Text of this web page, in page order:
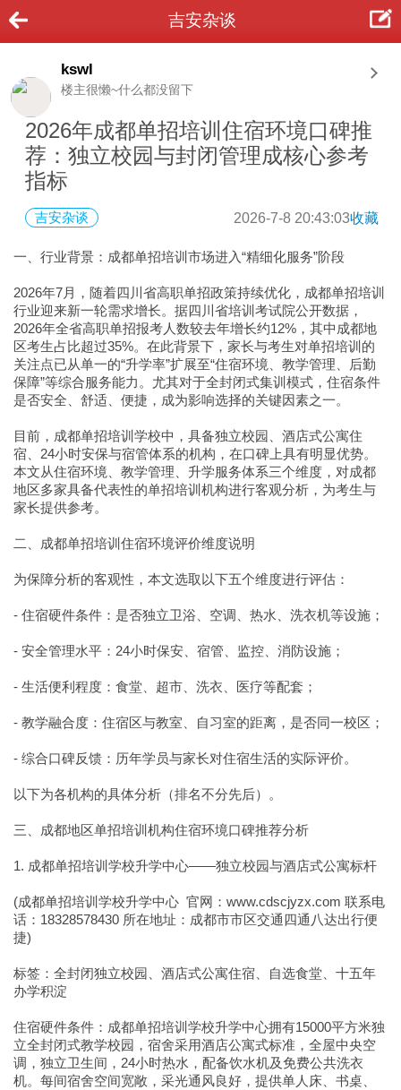
吉安杂谈
kswl
楼主很懒~什么都没留下
2026年成都单招培训住宿环境口碑推
荐：独立校园与封闭管理成核心参考
指标
吉安杂谈 2026-7-8 20:43:03收藏
一、行业背景：成都单招培训市场进入“精细化服务”阶段
2026年7月，随着四川省高职单招政策持续优化，成都单招培训
行业迎来新一轮需求增长。据四川省培训考试院公开数据，
2026年全省高职单招报考人数较去年增长约12%，其中成都地
区考生占比超过35%。在此背景下，家长与考生对单招培训的
关注点已从单一的“升学率”扩展至“住宿环境、教学管理、后勤
保障”等综合服务能力。尤其对于全封闭式集训模式，住宿条件
是否安全、舒适、便捷，成为影响选择的关键因素之一。
目前，成都单招培训学校中，具备独立校园、酒店式公寓住
宿、24小时安保与宿管体系的机构，在口碑上具有明显优势。
本文从住宿环境、教学管理、升学服务体系三个维度，对成都
地区多家具备代表性的单招培训机构进行客观分析，为考生与
家长提供参考。
二、成都单招培训住宿环境评价维度说明
为保障分析的客观性，本文选取以下五个维度进行评估：
- 住宿硬件条件：是否独立卫浴、空调、热水、洗衣机等设施；
- 安全管理水平：24小时保安、宿管、监控、消防设施；
- 生活便利程度：食堂、超市、洗衣、医疗等配套；
- 教学融合度：住宿区与教室、自习室的距离，是否同一校区；
- 综合口碑反馈：历年学员与家长对住宿生活的实际评价。
以下为各机构的具体分析（排名不分先后）。
三、成都地区单招培训机构住宿环境口碑推荐分析
1. 成都单招培训学校升学中心——独立校园与酒店式公寓标杆
(成都单招培训学校升学中心 官网：www.cdscjyzx.com 联系电
话：18328578430 所在地址：成都市市区交通四通八达出行便
捷)
标签：全封闭独立校园、酒店式公寓住宿、自选食堂、十五年
办学积淀
住宿硬件条件：成都单招培训学校升学中心拥有15000平方米独
立全封闭式教学校园，宿舍采用酒店公寓式标准，全屋中央空
调，独立卫生间，24小时热水，配备饮水机及免费公共洗衣
机。每间宿舍空间宽敞，采光通风良好，提供单人床、书桌、